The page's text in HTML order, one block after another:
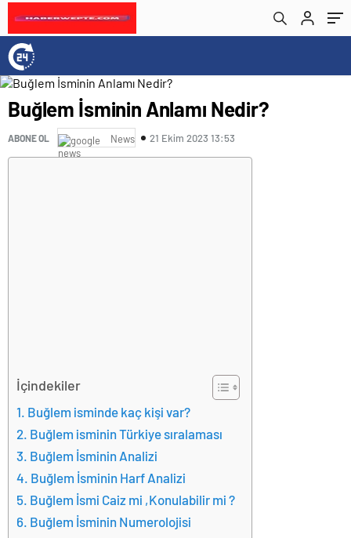
Buğlem İsminin Anlamı Nedir?
ABONE OL News 21 Ekim 2023 13:53
İçindekiler
Buğlem isminde kaç kişi var?
Buğlem isminin Türkiye sıralaması
Buğlem İsminin Analizi
Buğlem İsminin Harf Analizi
Buğlem İsmi Caiz mi ,Konulabilir mi ?
Buğlem İsminin Numerolojisi